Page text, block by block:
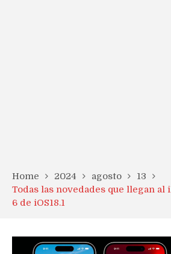
Home 2024 agosto
13
Todas las novedades que llegan al
6 de iOS18.1